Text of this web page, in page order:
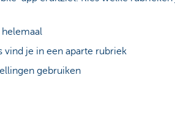
vind je in een aparte rubriek
gebruiken